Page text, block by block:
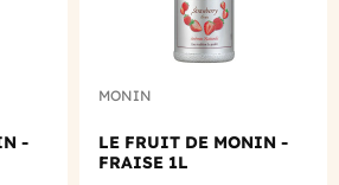
-
MONIN
LE FRUIT DE MONIN -
FRAISE 1L